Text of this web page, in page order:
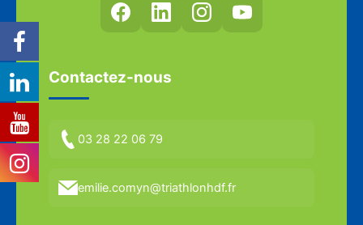
Contactez-nous
03 28 22 06 79
emilie.comyn@triathlonhdf.fr